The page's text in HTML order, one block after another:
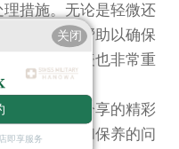
措施。无论是轻微还
业人士的帮助以确保
意保护手表也非常重
中心
为您分享的精彩
手表维护和保养的问
关闭
即享服务